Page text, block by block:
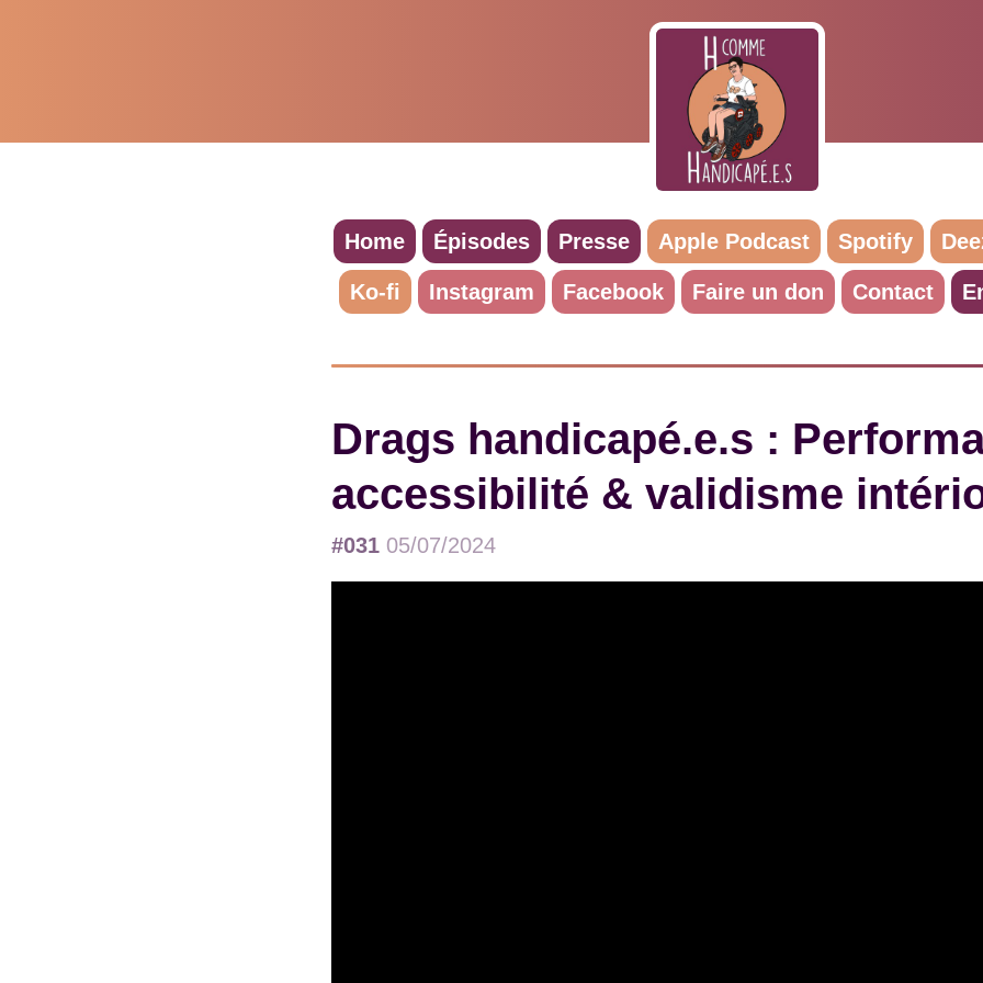
Home Épisodes Presse Apple Podcast Spotify
Ko-fi Instagram Facebook Faire un don Contact
Drags handicapé.e.s :
accessibilité & validisme
#031 05/07/2024